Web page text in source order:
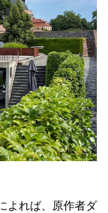
よれば、原作者ダ